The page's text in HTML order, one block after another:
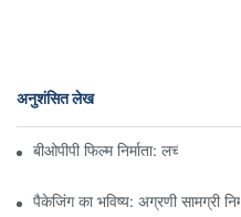
अनुशंसित लेख
बीओपीपी फिल्म निर्माता: लचीली
पैकेजिंग का भविष्य: अग्रणी सामग्री